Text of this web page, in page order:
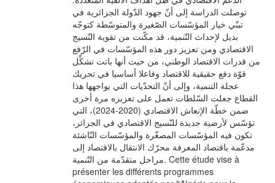
توصلت الدراسة إلى أنّ جهود الدّولة الجزائرية في
تبنّي خيار المؤسّسات الصّغيرة والمتوسّطة كتوجّه
بديل لإحداث التّنمية، قد مكّنت من تقوية النّسيج
الاقتصادي ومن تعزيز دور هذه المؤسّسات في الرّفع
من قدرات الاقتصاد الوطني، من حيث أنها باتت تشكِّل
قوّة دفع حقيقية للاقتصاد وفاعلا أساسيا في تحريك
عجلة التنمية، وإلى أنّ التحدّيات التي يواجهها هذا
القطاع جعلت السّلطات تعمل على تعزيزه مرة أخرى
ضمن خطّة الإنعاش الاقتصادي (2020-2024)، التي
تؤسّس لأرضية جديدة للنّسيج الاقتصادي في الجزائر،
تكون فيه المؤسّسات المصغّرة والمؤسّسات النّاشئة
مدعّمة باقتصاد المعرفة محرّك الانتقال بالاقتصاد إلى
مراحل متقدّمة من التّنمية. Cette étude vise à
présenter les différents programmes